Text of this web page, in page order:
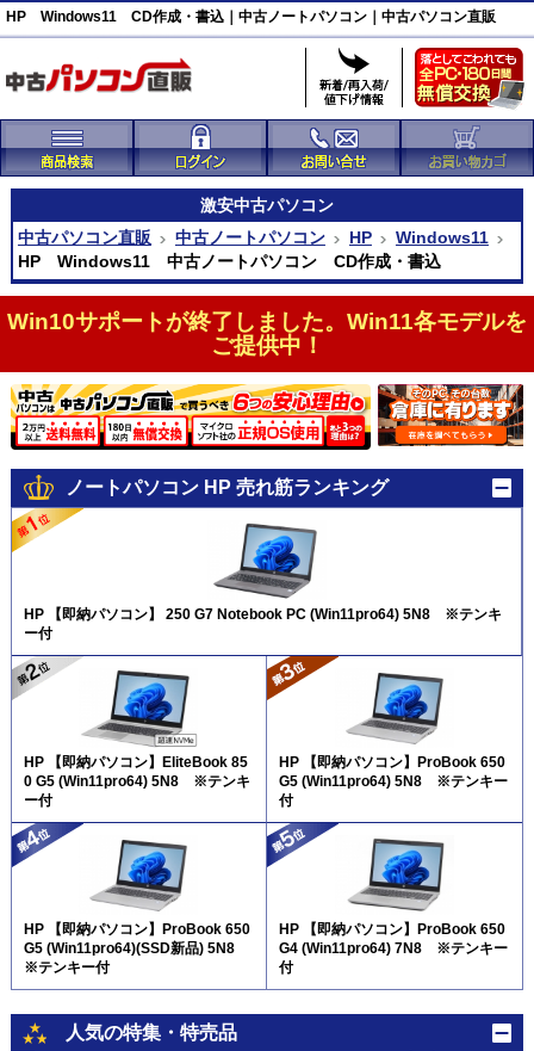
HP Windows11 CD作成・書込｜中古ノートパソコン｜中古パソコン直販
激安中古パソコン
中古パソコン直販
中古ノートパソコン HP
Windows11
HP Windows11 中古ノートパソコン CD作成・書込
Win10サポートが終了しました。Win11各モデルを
ご提供中！
ノートパソコン HP 売れ筋ランキング
HP 【即納パソコン】 250 G7 Notebook PC (Win11pro64) 5N8 ※テンキ
ー付
HP 【即納パソコン】EliteBook 85
0 G5 (Win11pro64) 5N8 ※テンキ
ー付
HP 【即納パソコン】ProBook 650
G5 (Win11pro64) 5N8 ※テンキー
付
HP 【即納パソコン】ProBook 650
G5 (Win11pro64)(SSD新品) 5N8
※テンキー付
HP 【即納パソコン】ProBook 650
G4 (Win11pro64) 7N8 ※テンキー
付
人気の特集・特売品